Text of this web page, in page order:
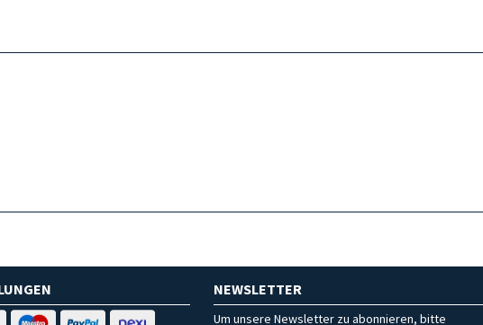
NEWSLETTER
Um unsere Newsletter zu abonnieren, bitte